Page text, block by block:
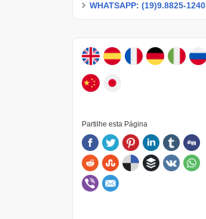
WHATSAPP: (19)9.8825-1240
Partilhe esta Página